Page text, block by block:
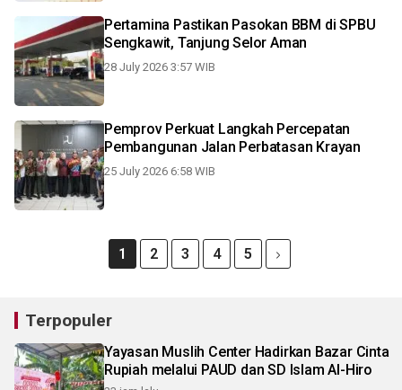
Pertamina Pastikan Pasokan BBM di SPBU
Sengkawit, Tanjung Selor Aman
28 July 2026 3:57 WIB
Pemprov Perkuat Langkah Percepatan
Pembangunan Jalan Perbatasan Krayan
25 July 2026 6:58 WIB
1 2 3 4 5
Terpopuler
Yayasan Muslih Center Hadirkan Bazar Cinta
Rupiah melalui PAUD dan SD Islam Al-Hiro